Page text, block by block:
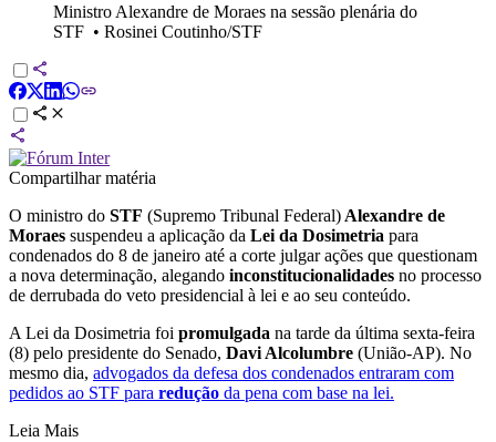
Ministro Alexandre de Moraes na sessão plenária do
STF • Rosinei Coutinho/STF
Compartilhar matéria
O ministro do STF (Supremo Tribunal Federal) Alexandre de
Moraes suspendeu a aplicação da Lei da Dosimetria para
condenados do 8 de janeiro até a corte julgar ações que questionam
a nova determinação, alegando inconstitucionalidades no processo
de derrubada do veto presidencial à lei e ao seu conteúdo.
A Lei da Dosimetria foi promulgada na tarde da última sexta-feira
(8) pelo presidente do Senado, Davi Alcolumbre (União-AP). No
mesmo dia, advogados da defesa dos condenados entraram com
pedidos ao STF para redução da pena com base na lei.
Leia Mais